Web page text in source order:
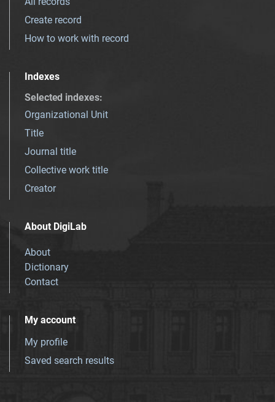
Create record
How to work with record
Indexes
Selected indexes:
Organizational Unit
Title
Journal title
Collective work title
Creator
About DigiLab
About
Dictionary
Contact
My account
My profile
Saved search results